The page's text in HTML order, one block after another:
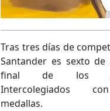
Tras tres días de
Santander es sexto de
final de los
Intercolegiados
medallas.